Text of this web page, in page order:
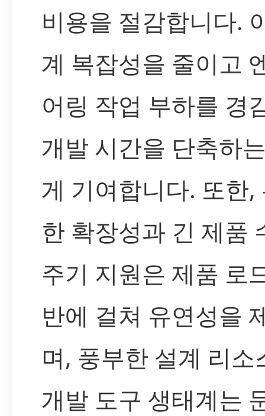
비용을 절감합니다.
계 복잡성을 줄이고
어링 작업 부하를 경
개발 시간을 단축하
게 기여합니다. 또한,
한 확장성과 긴 제품
주기 지원은 제품 로
반에 걸쳐 유연성을
며, 풍부한 설계 리소
개발 도구 생태계는